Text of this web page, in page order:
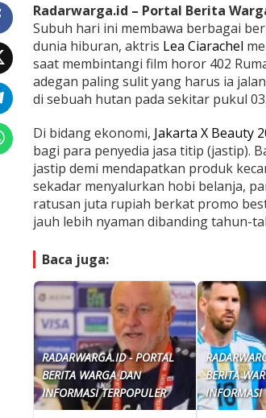
Radarwarga.id – Portal Berita
Subuh hari ini membawa berbagai
dunia hiburan, aktris Lea Ciarachel
saat membintangi film horor 402
adegan paling sulit yang harus ia
di sebuah hutan pada sekitar pukul
Di bidang ekonomi, Jakarta X Beauty
bagi para penyedia jasa titip (jastip).
jastip demi mendapatkan produk
sekadar menyalurkan hobi belanja,
ratusan juta rupiah berkat promo
jauh lebih nyaman dibanding tahun-
Baca juga:
RADARWARGA.ID - PORTAL
BERITA WARGA DAN
INFORMASI TERPOPULER
BERITA
INFORMASI